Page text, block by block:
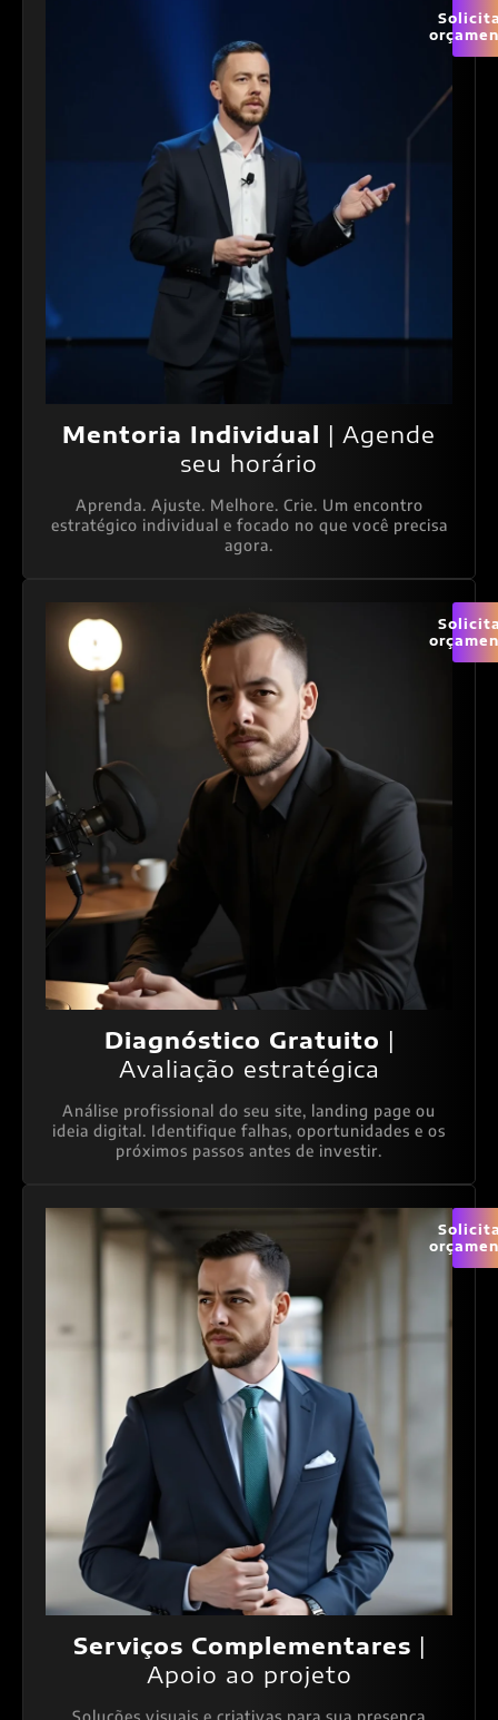
Mentoria Individual | Agende
seu horário
Aprenda. Ajuste. Melhore. Crie. Um encontro
estratégico individual e focado no que você precisa
agora.
Diagnóstico Gratuito |
Avaliação estratégica
Análise profissional do seu site, landing page ou
ideia digital. Identifique falhas, oportunidades e os
próximos passos antes de investir.
Serviços Complementares |
Apoio ao projeto
Soluções visuais e criativas para sua presença